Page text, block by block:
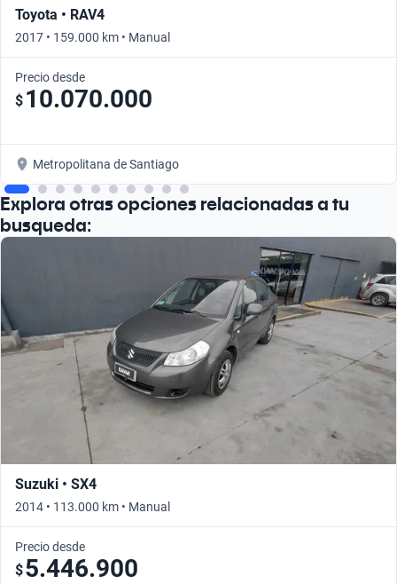
Toyota • RAV4
2017 • 159.000 km • Manual
Precio desde
$ 10.070.000
Metropolitana de Santiago
Explora otras opciones relacionadas a tu
busqueda:
Suzuki • SX4
2014 • 113.000 km • Manual
Precio desde
$5.446.900